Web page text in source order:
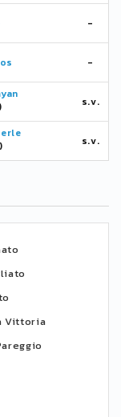
-
-
s.v.
s.v.
Vittoria